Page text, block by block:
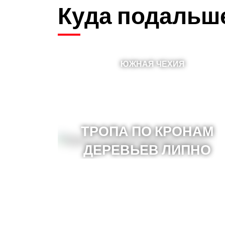
Куда
ЮЖНАЯ ЧЕХИЯ
ТРОПА ПО КРОНАМ
ДЕРЕВЬЕВ ЛИПНО